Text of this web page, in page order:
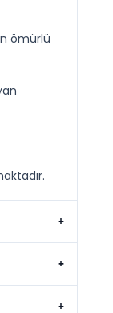
ömürlü
+
+
+